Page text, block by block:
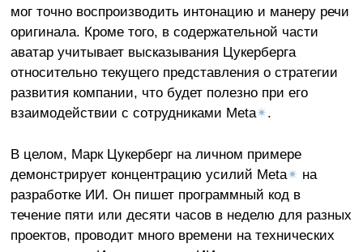
мог точно воспроизводить интонацию и манеру речи
оригинала. Кроме того, в содержательной части
аватар учитывает высказывания Цукерберга
относительно текущего представления о стратегии
развития компании, что будет полезно при его
взаимодействии с сотрудниками Meta✴.
В целом, Марк Цукерберг на личном примере
демонстрирует концентрацию усилий Meta✴ на
разработке ИИ. Он пишет программный код в
течение пяти или десяти часов в неделю для разных
проектов, проводит много времени на технических